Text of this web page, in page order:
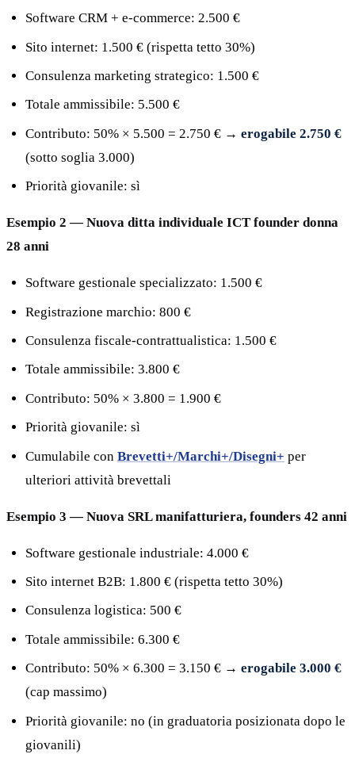
Software CRM + e-commerce: 2.500 €
Sito internet: 1.500 € (rispetta tetto 30%)
Consulenza marketing strategico: 1.500 €
Totale ammissibile: 5.500 €
Contributo: 50% × 5.500 = 2.750 € → erogabile 2.750 €
(sotto soglia 3.000)
Priorità giovanile: sì
Esempio 2 — Nuova ditta individuale ICT founder donna
28 anni
Software gestionale specializzato: 1.500 €
Registrazione marchio: 800 €
Consulenza fiscale-contrattualistica: 1.500 €
Totale ammissibile: 3.800 €
Contributo: 50% × 3.800 = 1.900 €
Priorità giovanile: sì
Cumulabile con Brevetti+/Marchi+/Disegni+ per
ulteriori attività brevettali
Esempio 3 — Nuova SRL manifatturiera, founders 42 anni
Software gestionale industriale: 4.000 €
Sito internet B2B: 1.800 € (rispetta tetto 30%)
Consulenza logistica: 500 €
Totale ammissibile: 6.300 €
Contributo: 50% × 6.300 = 3.150 € → erogabile 3.000 €
(cap massimo)
Priorità giovanile: no (in graduatoria posizionata dopo le
giovanili)